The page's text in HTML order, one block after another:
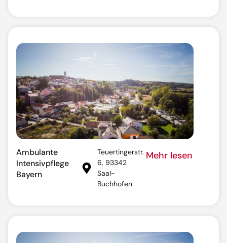
Ambulante
Intensivpflege
Bayern
Teuertingerstr.
6, 93342
Saal-
Buchhofen
Mehr lesen